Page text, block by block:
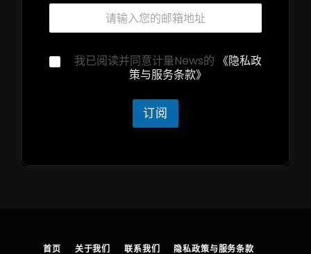
邮
*
箱
隐
声
明
*
隐
我已阅读并同意计量News的 《隐私政
策与服务条款》
订阅
首页 关于我们 联系我们 隐私政策与服务条款